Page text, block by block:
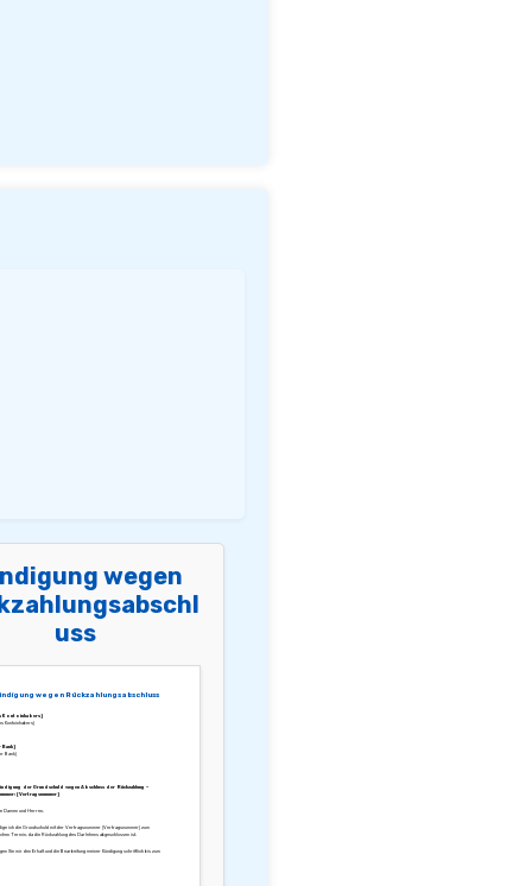
wegen
uss
wegen Rückzahlungsabschluss
Kontoinhabers]
Kontoinhabers]
Bank]
Bank]
der Grundschuld wegen Abschluss der Rückzahlung –
[Vertragsnummer]
Damen und Herren,
ich die Grundschuld mit der Vertragsnummer [Vertragsnummer] zum
Termin, da die Rückzahlung des Darlehens abgeschlossen ist.
Sie mir den Erhalt und die Bearbeitung meiner Kündigung schriftlich bis zum